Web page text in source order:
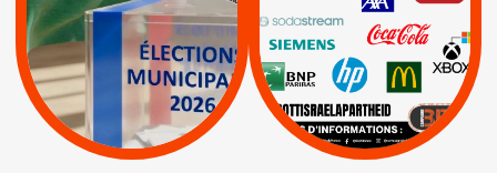
APPELS | Actus |
Espaces Sans
Apartheid
| Lettres d'interpellation
Keter |
Livres et brochures |
Mehadrin | PUMA
Sodastream |
Visuels, tracts,
affiches,...